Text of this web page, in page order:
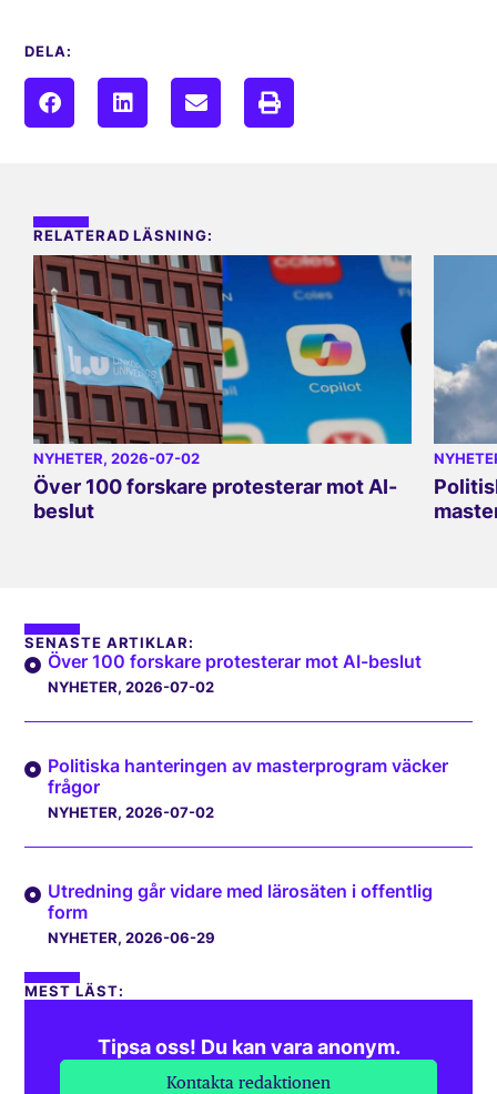
DELA:
RELATERAD LÄSNING:
NYHETER, 2026-07-02
Över 100 forskare protesterar mot AI-
beslut
SENASTE ARTIKLAR:
Över 100 forskare protesterar mot AI-beslut
NYHETER, 2026-07-02
Politiska hanteringen av masterprogram väcker
frågor
NYHETER, 2026-07-02
Utredning går vidare med lärosäten i offentlig
form
NYHETER, 2026-06-29
MEST LÄST:
Tipsa oss! Du kan vara anonym.
Kontakta redaktionen